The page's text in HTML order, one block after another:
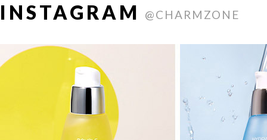
INSTAGRAM @CHARMZONE